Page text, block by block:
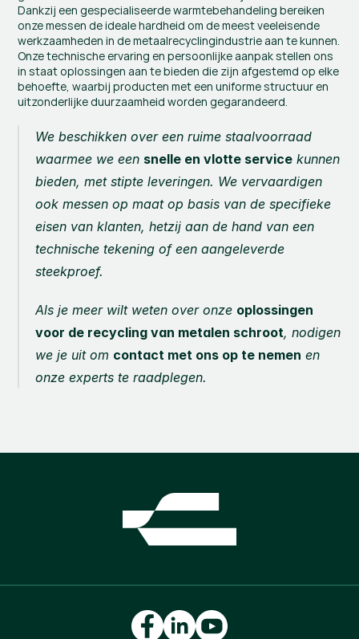
Dankzij een gespecialiseerde warmtebehandeling bereiken
onze messen de ideale hardheid om de meest veeleisende
werkzaamheden in de metaalrecyclingindustrie aan te kunnen.
Onze technische ervaring en persoonlijke aanpak stellen ons
in staat oplossingen aan te bieden die zijn afgestemd op elke
behoefte, waarbij producten met een uniforme structuur en
uitzonderlijke duurzaamheid worden gegarandeerd.
We beschikken over een ruime staalvoorraad
waarmee we een snelle en vlotte service kunnen
bieden, met stipte leveringen. We vervaardigen
ook messen op maat op basis van de specifieke
eisen van klanten, hetzij aan de hand van een
technische tekening of een aangeleverde
steekproef.
Als je meer wilt weten over onze oplossingen
voor de recycling van metalen schroot, nodigen
we je uit om contact met ons op te nemen en
onze experts te raadplegen.